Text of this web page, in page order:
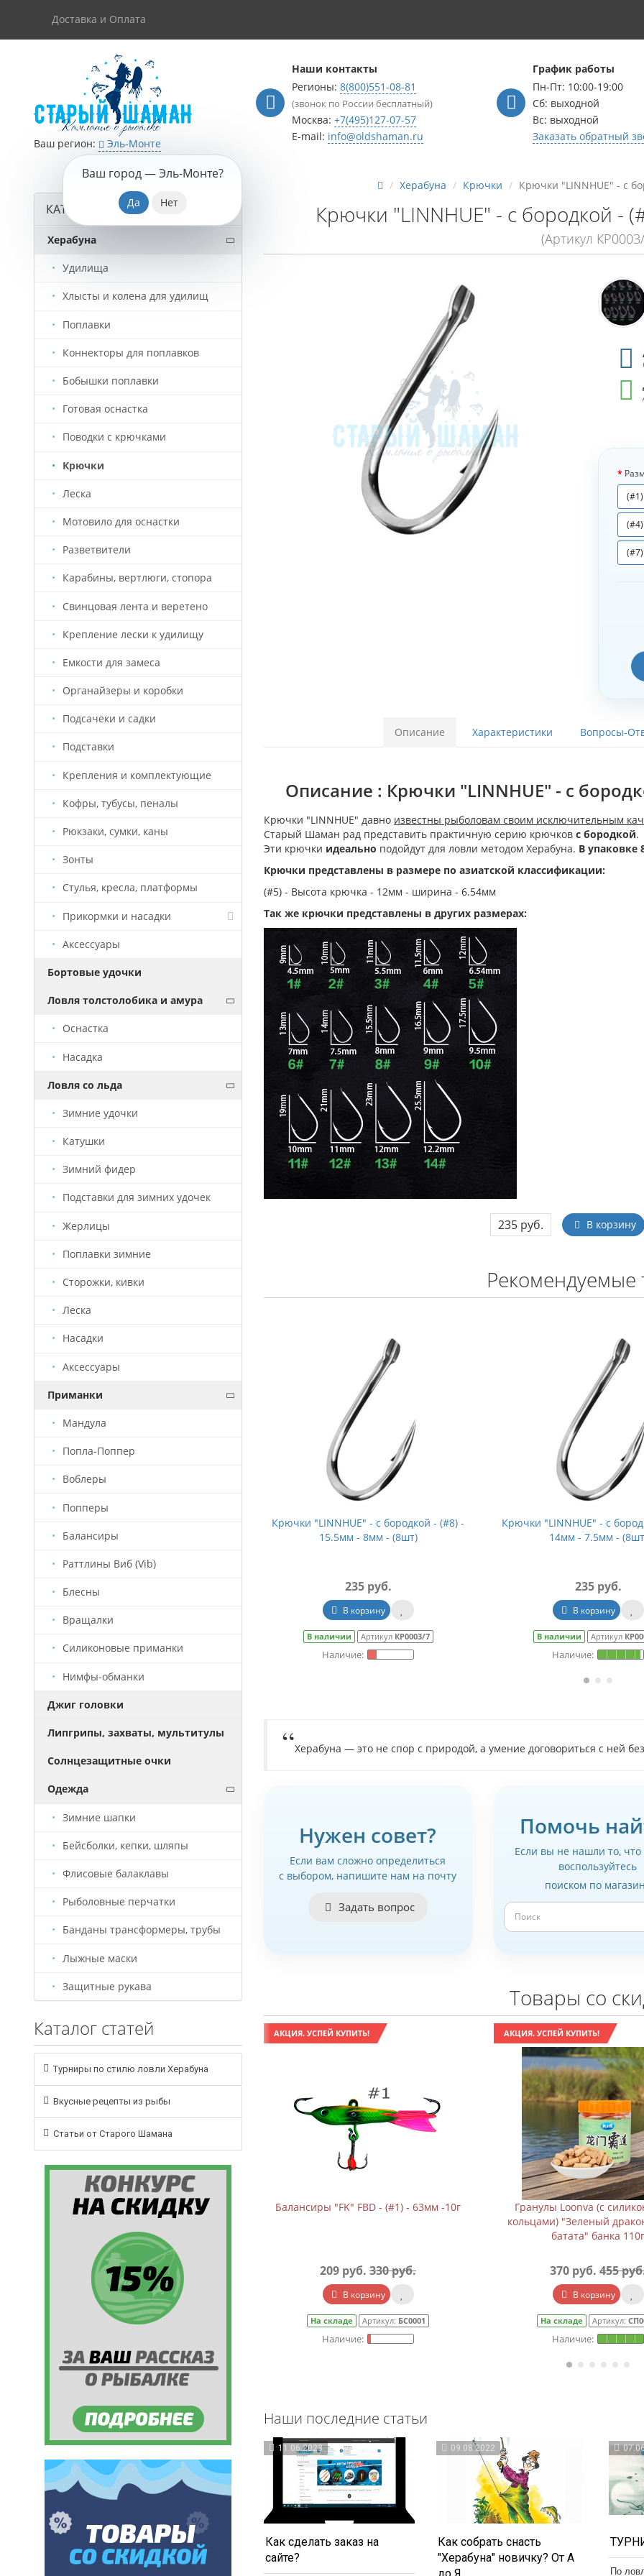
Доставка и Оплата
Ваш регион: Эль-Монте
Ваш город —Эль-Монте?
Наши контакты
Регионы: 8(800)551-08-81
(звонок по России бесплатный)
Москва: +7(495)127-07-57
E-mail: info@oldshaman.ru
График работы
Пн-Пт: 10:00-19:00
Сб: выходной
Вс: выходной
Заказать обратный
КАТАЛОГ ТОВАРОВ
Херабуна
Удилища
Хлысты и колена для удилищ
Поплавки
Коннекторы для поплавков
Бобышки поплавки
Готовая оснастка
Поводки с крючками
Крючки
Леска
Мотовило для оснастки
Разветвители
Карабины, вертлюги, стопора
Свинцовая лента и веретено
Крепление лески к удилищу
Емкости для замеса
Органайзеры и коробки
Подсачеки и садки
Подставки
Крепления и комплектующие
Кофры, тубусы, пеналы
Рюкзаки, сумки, каны
Зонты
Стулья, кресла, платформы
Прикормки и насадки
Насадки Старый Призрак
Аксессуары
Бортовые удочки
Ловля толстолобика и амура
Оснастка
Насадка
Ловля со льда
Зимние удочки
Катушки
Зимний фидер
Подставки для зимних удочек
Жерлицы
Поплавки зимние
Сторожки, кивки
Леска
Насадки
Аксессуары
Приманки
Мандула
Попла-Поппер
Воблеры
Попперы
Балансиры
Раттлины Виб (Vib)
Блесны
Вращалки
Силиконовые приманки
Нимфы-обманки
Джиг головки
Липгрипы, захваты, мультитулы
Солнцезащитные очки
Одежда
Зимние шапки
Бейсболки, кепки, шляпы
Флисовые балаклавы
Рыболовные перчатки
Банданы трансформеры, трубы
Лыжные маски
Защитные рукава
Каталог статей
Турниры по стилю ловли Херабуна
Вкусные рецепты из рыбы
Статьи от Старого Шамана
Херабуна Крючки Крючки "LINNHUE" - с
Крючки "LINNHUE" - с бородкой -
(Артикул
Описание Характеристики Вопросы-
Описание : Крючки "LINNHUE" - с
Крючки "LINNHUE" давно известны рыболовам своим исключительным
Старый Шаман рад представить практичную серию крючков с бородкой.
Эти крючки идеально подойдут для ловли методом Херабуна. В упаковке
Крючки представлены в размере по азиатской классификации:
(#5) - Высота крючка - 12мм - ширина - 6.54мм
Так же крючки представлены в других размерах:
235 руб. В корзину
Рекомендуемые
9мм - 4.5мм - (8шт)
Крючки "LINNHUE" - с бородкой - (#8) -
15.5мм - 8мм - (8шт)
235 руб.
В корзину
В наличии Артикул КР0003/7
Крючки "LINNHUE" - с
14мм - 7.5мм -
235 руб.
В корзину
В наличии Артикул
Херабуна — это не спор с природой, а умение договориться с ней
Нужен совет?
Если вам сложно определиться
с выбором, напишите нам на почту
Задать вопрос
Помочь
Если вы не нашли то, что
воспользуйтесь
поиском по
Товары со
АКЦИЯ. УСПЕЙ КУПИТЬ!
Балансир B-2 (5см, 7,5г)
209 руб.310 руб.
В корзину
На складе Артикул:
АКЦИЯ. УСПЕЙ КУПИТЬ!
Балансиры "FK" FBD - (#1) - 63мм -10г
209 руб. 330 руб.
В корзину
На складе Артикул: БС0001
АКЦИЯ. УСПЕЙ КУПИТЬ!
Гранулы Loonva (с
кольцами) "Зеленый
батата" банка 110г
370 руб. 455
В корзину
На складе Артикул:
Наши последние статьи
11.06.2023
Как сделать заказ на
сайте?
09.08.2022
Как собрать снасть
"Херабуна" новичку? От А
По